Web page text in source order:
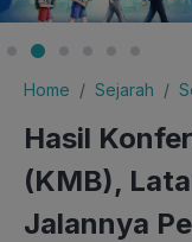
Home Sejarah
Hasil
(KMB),
Jalannya